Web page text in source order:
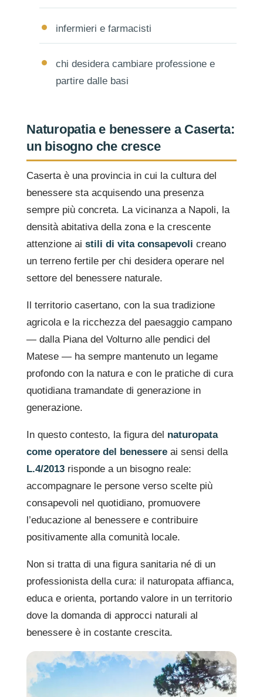
infermieri e farmacisti
chi desidera cambiare professione e
partire dalle basi
Naturopatia e benessere a Caserta:
un bisogno che cresce
Caserta è una provincia in cui la cultura del
benessere sta acquisendo una presenza
sempre più concreta. La vicinanza a Napoli, la
densità abitativa della zona e la crescente
attenzione ai stili di vita consapevoli creano
un terreno fertile per chi desidera operare nel
settore del benessere naturale.
Il territorio casertano, con la sua tradizione
agricola e la ricchezza del paesaggio campano
— dalla Piana del Volturno alle pendici del
Matese — ha sempre mantenuto un legame
profondo con la natura e con le pratiche di cura
quotidiana tramandate di generazione in
generazione.
In questo contesto, la figura del naturopata
come operatore del benessere ai sensi della
L.4/2013 risponde a un bisogno reale:
accompagnare le persone verso scelte più
consapevoli nel quotidiano, promuovere
l’educazione al benessere e contribuire
positivamente alla comunità locale.
Non si tratta di una figura sanitaria né di un
professionista della cura: il naturopata affianca,
educa e orienta, portando valore in un territorio
dove la domanda di approcci naturali al
benessere è in costante crescita.